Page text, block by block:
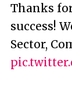
Thanks
success!
Sector,